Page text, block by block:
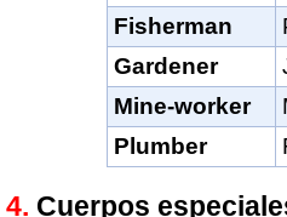
Fisherman
Gardener
Mine-worker
Plumber
Cuerpos